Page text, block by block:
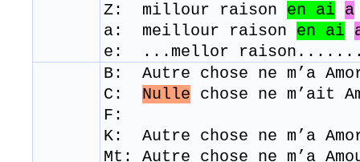
Z: millour raison en ai a
a: meillour raison en ai
e: ...mellor
B: Autre chose ne m’a
C: Nulle chose ne m’ait
F:
K: Autre chose ne m’a
Mt: Autre chose ne m’a